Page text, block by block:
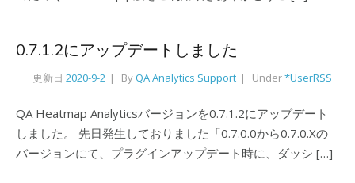
0.7.1.2にアップデートしました
更新日 2020-9-2 ByQA Analytics Support Under*UserRSS
QA Heatmap Analyticsバージョンを0.7.1.2にアップデート
しました。 先日発生しておりました「0.7.0.0から0.7.0.Xの
バージョンにて、プラグインアップデート時に、ダッシ […]